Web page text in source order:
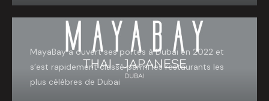
MayaBay a ouvert ses portes à Dubai en 2022 et
s’est rapidement classé parmi les restaurants les
plus célèbres de Dubai